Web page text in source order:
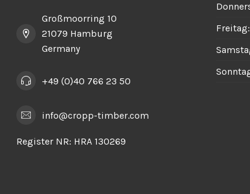
Großmoorring 10
21079 Hamburg
Germany
+49 (0)40 766 23 50
info@cropp-timber.com
Register NR: HRA 130269
Freitag: